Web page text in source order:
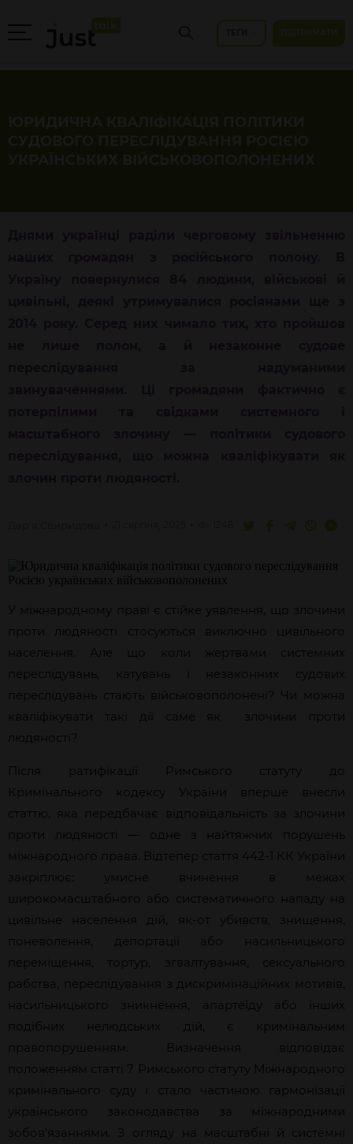
У міжнародному праві є стійке уявлення, що злочини
проти людяності стосуються виключно цивільного
населення. Але що коли жертвами системних
переслідувань, катувань і незаконних судових
переслідувань стають військовополонені? Чи можна
кваліфікувати такі дії саме як злочини проти
людяності?
Після ратифікації Римського статуту до
Кримінального кодексу України вперше внесли
статтю, яка передбачає відповідальність за злочини
проти людяності — одне з найтяжчих порушень
міжнародного права. Відтепер стаття 442-1 КК України
закріплює: умисне вчинення в межах
широкомасштабного або систематичного нападу на
цивільне населення дій, як-от убивств, знищення,
поневолення, депортації або насильницького
переміщення, тортур, зґвалтування, сексуального
рабства, переслідування з дискримінаційних мотивів,
насильницького зникнення, апартеїду або інших
подібних нелюдських дій, є кримінальним
правопорушенням. Визначення відповідає
положенням статті 7 Римського статуту Міжнародного
кримінального суду і стало частиною гармонізації
українського законодавства за міжнародними
зобов’язаннями. З огляду на масштабні й системні